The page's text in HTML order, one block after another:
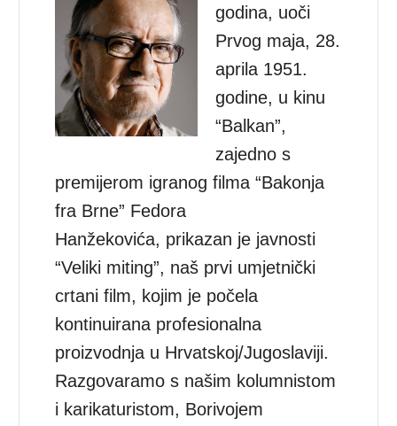
godina, uoči
Prvog maja, 28.
aprila 1951.
godine, u kinu
“Balkan”,
zajedno s
premijerom igranog filma “Bakonja
fra Brne” Fedora
Hanžekovića, prikazan je javnosti
“Veliki miting”, naš prvi umjetnički
crtani film, kojim je počela
kontinuirana profesionalna
proizvodnja u Hrvatskoj/Jugoslaviji.
Razgovaramo s našim kolumnistom
i karikaturistom, Borivojem